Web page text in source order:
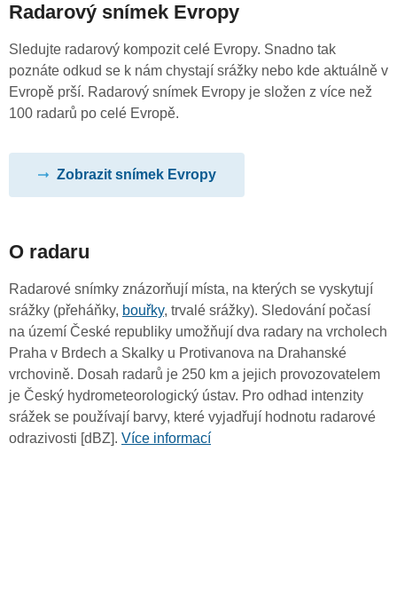
Radarový snímek Evropy
Sledujte radarový kompozit celé Evropy. Snadno tak
poznáte odkud se k nám chystají srážky nebo kde aktuálně v
Evropě prší. Radarový snímek Evropy je složen z více než
100 radarů po celé Evropě.
Zobrazit snímek Evropy
O radaru
Radarové snímky znázorňují místa, na kterých se vyskytují
srážky (přeháňky, bouřky, trvalé srážky). Sledování počasí
na území České republiky umožňují dva radary na vrcholech
Praha v Brdech a Skalky u Protivanova na Drahanské
vrchovině. Dosah radarů je 250 km a jejich provozovatelem
je Český hydrometeorologický ústav. Pro odhad intenzity
srážek se používají barvy, které vyjadřují hodnotu radarové
odrazivosti [dBZ]. Více informací